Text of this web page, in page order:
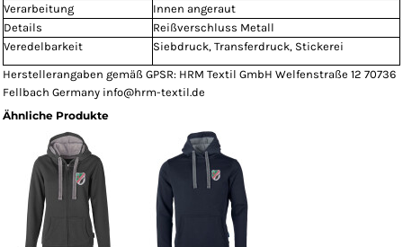
Verarbeitung
Innen angeraut
Details
Reißverschluss Metall
Veredelbarkeit
Siebdruck, Transferdruck, Stickerei
Herstellerangaben gemäß GPSR: HRM Textil GmbH Welfenstraße 12 70736
Fellbach Germany info@hrm-textil.de
Ähnliche Produkte